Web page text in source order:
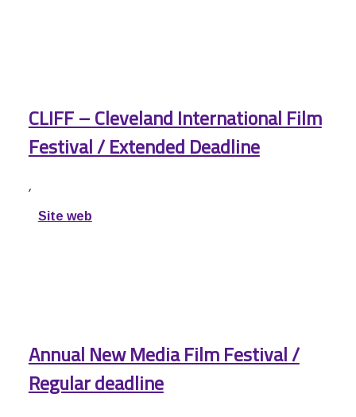
CLIFF – Cleveland International Film
Festival / Extended Deadline
,
Site web
Annual New Media Film Festival /
Regular deadline